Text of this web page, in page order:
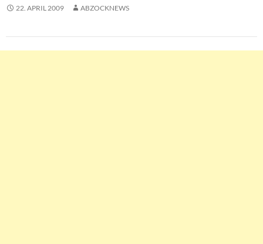
22. APRIL 2009 ABZOCKNEWS